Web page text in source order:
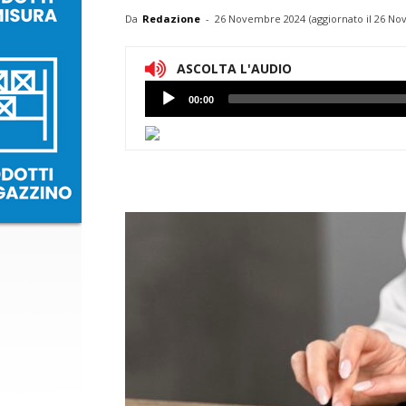
Da Redazione - 26 Novembre 2024 (aggiornato il 26
ASCOLTA L'AUDIO
Lettore
Audio
00:00